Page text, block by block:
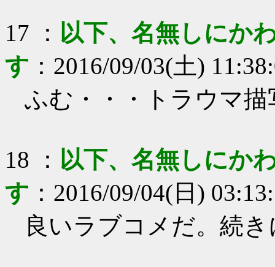
17 ： 以下、名無しにか
す ： 2016/09/03(土)
ふむ・・・トラウマ
18 ： 以下、名無しにか
す ： 2016/09/04(日)
良いラブコメだ。続